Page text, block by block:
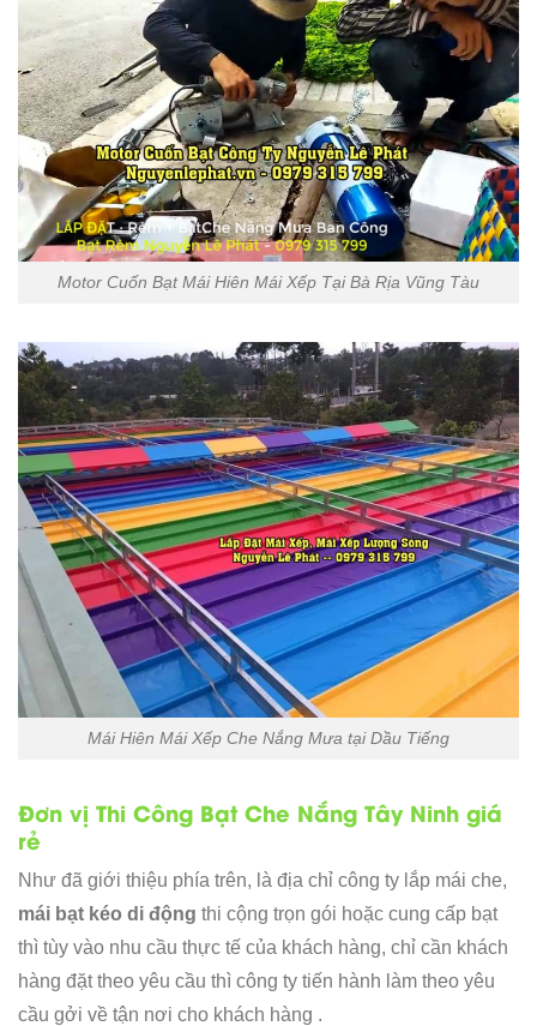
Motor Cuốn Bạt Mái Hiên Mái Xếp Tại Bà Rịa Vũng Tàu
Mái Hiên Mái Xếp Che Nắng Mưa tại Dầu Tiếng
Đơn vị Thi Công Bạt Che Nắng Tây Ninh giá
rẻ
Như đã giới thiệu phía trên, là địa chỉ công ty lắp mái che,
mái bạt kéo di động thi cộng trọn gói hoặc cung cấp bạt
thì tùy vào nhu cầu thực tế của khách hàng, chỉ cần khách
hàng đặt theo yêu cầu thì công ty tiến hành làm theo yêu
cầu gởi về tận nơi cho khách hàng .